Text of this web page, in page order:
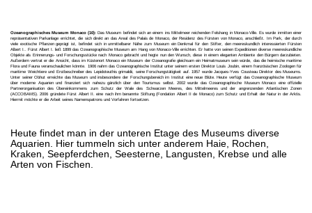
Ozeanographisches Museum Monaco (10): Das Museum befindet sich an einem ins Mittelmeer reichenden Felshang in Monaco-Ville. Es wurde inmitten einer
repräsentativen Parkanlage errichtet, die sich direkt an das Areal des Palais de Monaco, der Residenz des Fürsten von Monaco, anschließt. Im Park, der durch
viele exotische Pflanzen geprägt ist, befindet sich in unmittelbarer Nähe zum Museum ein Denkmal für den Stifter, den meereskundlich interessierten Fürsten
Albert I.. Fürst Albert I. ließ 1899 das Ozeanographische Museum am Hang von Monaco-Ville errichten. Er hatte von seinen Expeditionen diverse meereskundliche
Objekte als Erinnerungs- und Forschungsstücke nach Monaco gebracht und hegte nun den Wunsch, diese in einem eleganten Ambiente den Bürgern darzubieten.
Außerdem vertrat er die Ansicht, dass im Küstenort Monaco ein Museum der Ozeanografie gleichsam ein Heimatmuseum sein würde, das die heimische maritime
Flora und Fauna veranschaulichen könnte. 1906 nahm das Ozeanographische Institut unter seinem ersten Direktor Louis Joubin, einem französischen Zoologen für
maritime Weichtiere und Erstbeschreiber des Lepidoteuthis grimaldii, seine Forschungstätigkeit auf. 1957 wurde Jacques-Yves Cousteau Direktor des Museums.
Unter seiner Obhut erreichte das Museum und insbesondere der Forschungsbereich im Institut eine neue Blüte. Heute verfügt das Ozeanographische Museum
über moderne Aquarien und finanziert sich nahezu gänzlich über den Tourismus selbst. 2002 wurde das Ozeanographische Museum Monaco eine offizielle
Partnerorganisation des Übereinkommens zum Schutz der Wale des Schwarzen Meeres, des Mittelmeeres und der angrenzenden Atlantischen Zonen
(ACCOBAMS). 2006 gründete Fürst Albert II. eine nach ihm benannte Stiftung (Fondation Albert II de Monaco) zum Schutz und Erhalt der Natur in der Arktis.
Hiermit möchte er die Arbeit seines Namenspatrons und Vorfahren fortsetzen.
Heute findet man in der unteren Etage des Museums diverse
Aquarien. Hier tummeln sich unter anderem Haie, Rochen,
Kraken, Seepferdchen, Seesterne, Langusten, Krebse und alle
Arten von Fischen.